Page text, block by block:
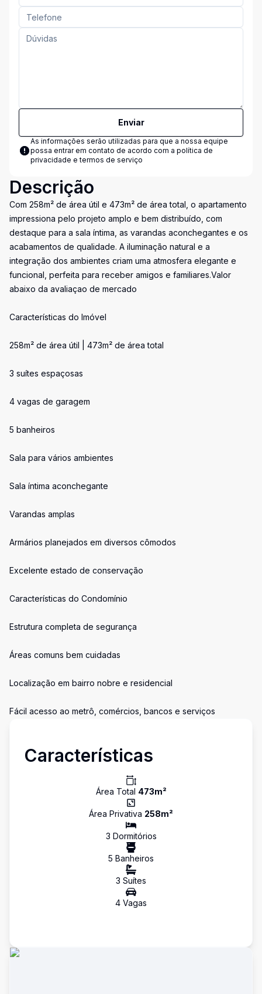
Enviar
As informações serão utilizadas para que a nossa equipe
possa entrar em contato de acordo com a política de
privacidade e termos de serviço
Descrição
Com 258m² de área útil e 473m² de área total, o apartamento
impressiona pelo projeto amplo e bem distribuído, com
destaque para a sala íntima, as varandas aconchegantes e os
acabamentos de qualidade. A iluminação natural e a
integração dos ambientes criam uma atmosfera elegante e
funcional, perfeita para receber amigos e familiares.Valor
abaixo da avaliaçao de mercado
Características do Imóvel
258m² de área útil | 473m² de área total
3 suítes espaçosas
4 vagas de garagem
5 banheiros
Sala para vários ambientes
Sala íntima aconchegante
Varandas amplas
Armários planejados em diversos cômodos
Excelente estado de conservação
Características do Condomínio
Estrutura completa de segurança
Áreas comuns bem cuidadas
Localização em bairro nobre e residencial
Fácil acesso ao metrô, comércios, bancos e serviços
Características
Área Total 473m²
Área Privativa 258m²
3 Dormitórios
5 Banheiros
3 Suítes
4 Vagas